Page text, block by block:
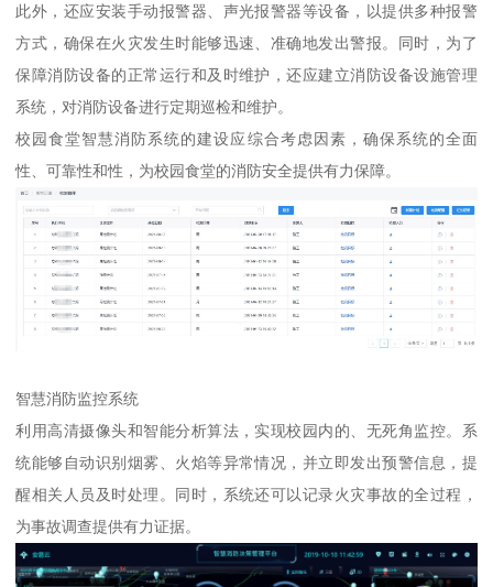
此外，还应安装手动报警器、声光报警器等设备，以提供多种报警
方式，确保在火灾发生时能够迅速、准确地发出警报。同时，为了
保障消防设备的正常运行和及时维护，还应建立消防设备设施管理
系统，对消防设备进行定期巡检和维护。
校园食堂智慧消防系统的建设应综合考虑因素，确保系统的全面
性、可靠性和性，为校园食堂的消防安全提供有力保障。
智慧消防监控系统
利用高清摄像头和智能分析算法，实现校园内的、无死角监控。系
统能够自动识别烟雾、火焰等异常情况，并立即发出预警信息，提
醒相关人员及时处理。同时，系统还可以记录火灾事故的全过程，
为事故调查提供有力证据。